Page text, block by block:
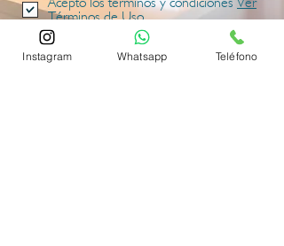
Términos de Uso
Quiero suscribirme al boletín.
Instagram Whatsapp Teléfono